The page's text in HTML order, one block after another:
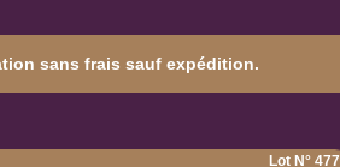
sans frais sauf expédition.
Lot N° 477